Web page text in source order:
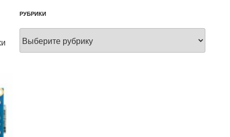
РУБРИКИ
Рубрики